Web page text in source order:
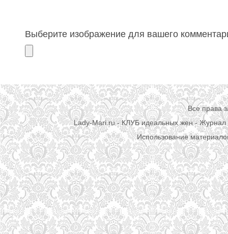
Выберите изображение для вашего
Все права
Lady-Mari.ru - КЛУБ идеальных жен - Журнал
Использование